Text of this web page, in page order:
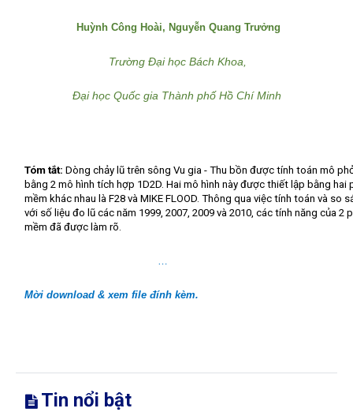
Huỳnh Công Hoài, Nguyễn Quang Trưởng
Trường Đại học Bách Khoa,
Đại học Quốc gia Thành phố Hồ Chí Minh
Tóm tắt: Dòng chảy lũ trên sông Vu gia - Thu bồn được tính toán mô
bằng 2 mô hình tích hợp 1D2D. Hai mô hình này được thiết lập bằng hai
mềm khác nhau là F28 và MIKE FLOOD. Thông qua việc tính toán và so
với số liệu đo lũ các năm 1999, 2007, 2009 và 2010, các tính năng của 2
mềm đã được làm rõ.
…
Mời download & xem file đính kèm.
Tin nổi bật